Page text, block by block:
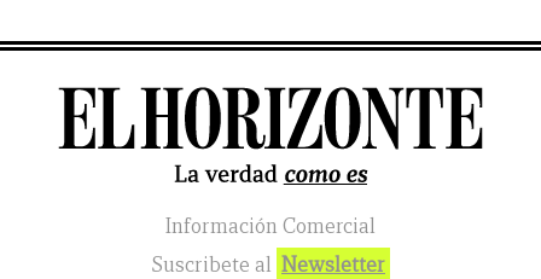
Información Comercial
Suscribete al Newsletter